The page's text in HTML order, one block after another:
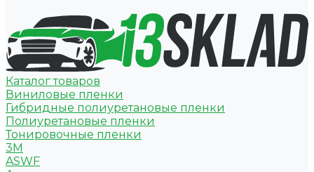
Каталог товаров
Виниловые пленки
Гибридные полиуретановые пленки
Полиуретановые пленки
Тонировочные пленки
3M
ASWF